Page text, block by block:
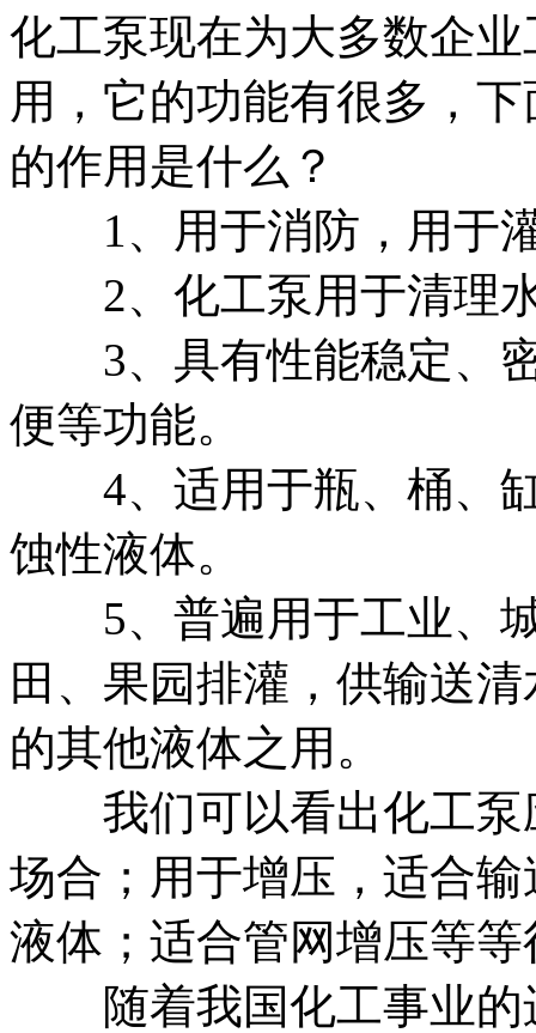
化工泵现在为大多数企
用，它的功能有很多，
的作用是什么？
1、用于消防，用于
2、化工泵用于清理水
3、具有性能稳定、密
便等功能。
4、适用于瓶、桶、缸
蚀性液体。
5、普遍用于工业、城
田、果园排灌，供输送
的其他液体之用。
我们可以看出化工泵
场合；用于增压，适合
液体；适合管网增压等等
随着我国化工事业的